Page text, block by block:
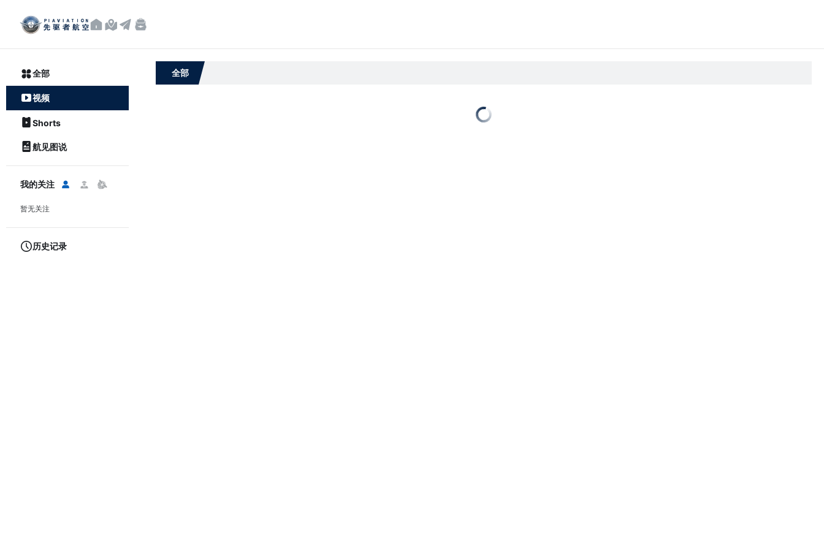
频道首页
航图转场NavLog
全部
视频
Shorts
航见图说
我的关注
暂无关注
历史记录
全部